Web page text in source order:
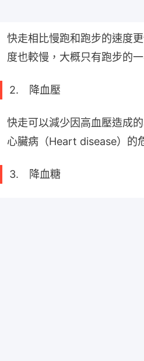
快走相比慢跑和跑步的速度
度也較慢，大概只有跑步的一
2. 降血壓
快走可以減少因高血壓造成
心臟病（Heart disease）的
3. 降血糖